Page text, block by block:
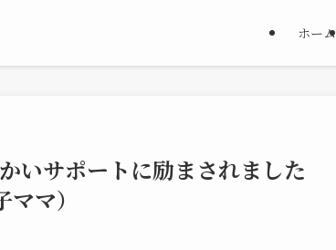
ホーム
いサポートに励まされました
マ）